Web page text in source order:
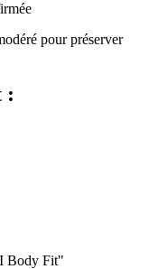
pour préserver
:
Body Fit"